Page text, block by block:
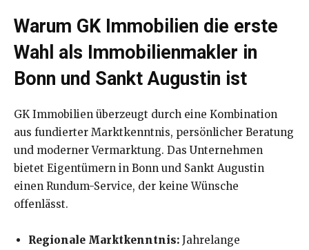
Warum GK Immobilien die erste
Wahl als Immobilienmakler in
Bonn und Sankt Augustin ist
GK Immobilien überzeugt durch eine Kombination
aus fundierter Marktkenntnis, persönlicher Beratung
und moderner Vermarktung. Das Unternehmen
bietet Eigentümern in Bonn und Sankt Augustin
einen Rundum-Service, der keine Wünsche
offenlässt.
Regionale Marktkenntnis: Jahrelange